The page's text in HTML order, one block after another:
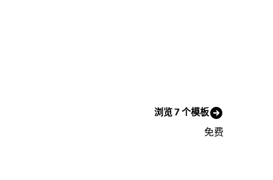
浏览 7 个模板
免费